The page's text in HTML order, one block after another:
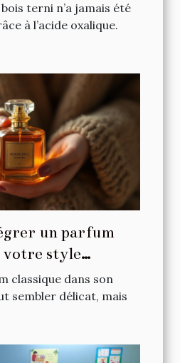
terni n’a jamais été
à l’acide oxalique.
un parfum
votre style
classique dans son
sembler délicat, mais